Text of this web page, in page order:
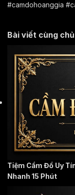
#camdohoanggia
Bài viết cùng
Tiệm Cầm Đồ Uy
Nhanh 15 Phút